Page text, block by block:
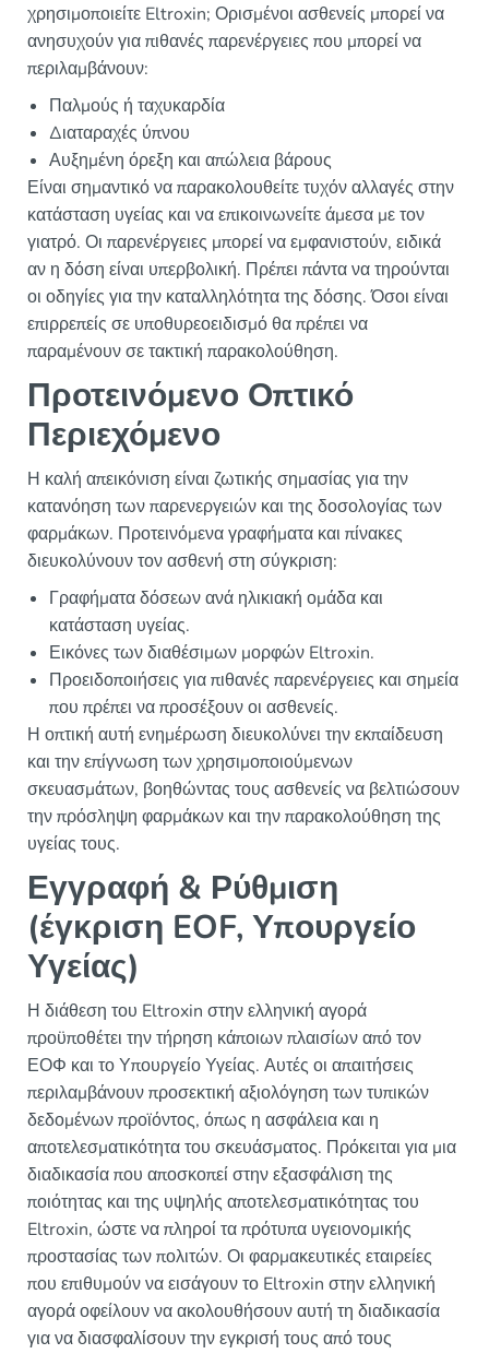
χρησιμοποιείτε Eltroxin; Ορισμένοι ασθενείς μπορεί να
ανησυχούν για πιθανές παρενέργειες που μπορεί να
περιλαμβάνουν:
Παλμούς ή ταχυκαρδία
Διαταραχές ύπνου
Αυξημένη όρεξη και απώλεια βάρους
Είναι σημαντικό να παρακολουθείτε τυχόν αλλαγές στην
κατάσταση υγείας και να επικοινωνείτε άμεσα με τον
γιατρό. Οι παρενέργειες μπορεί να εμφανιστούν, ειδικά
αν η δόση είναι υπερβολική. Πρέπει πάντα να τηρούνται
οι οδηγίες για την καταλληλότητα της δόσης. Όσοι είναι
επιρρεπείς σε υποθυρεοειδισμό θα πρέπει να
παραμένουν σε τακτική παρακολούθηση.
Προτεινόμενο Οπτικό
Περιεχόμενο
Η καλή απεικόνιση είναι ζωτικής σημασίας για την
κατανόηση των παρενεργειών και της δοσολογίας των
φαρμάκων. Προτεινόμενα γραφήματα και πίνακες
διευκολύνουν τον ασθενή στη σύγκριση:
Γραφήματα δόσεων ανά ηλικιακή ομάδα και
κατάσταση υγείας.
Εικόνες των διαθέσιμων μορφών Eltroxin.
Προειδοποιήσεις για πιθανές παρενέργειες και σημεία
που πρέπει να προσέξουν οι ασθενείς.
Η οπτική αυτή ενημέρωση διευκολύνει την εκπαίδευση
και την επίγνωση των χρησιμοποιούμενων
σκευασμάτων, βοηθώντας τους ασθενείς να βελτιώσουν
την πρόσληψη φαρμάκων και την παρακολούθηση της
υγείας τους.
Εγγραφή & Ρύθμιση
(έγκριση EOF, Υπουργείο
Υγείας)
Η διάθεση του Eltroxin στην ελληνική αγορά
προϋποθέτει την τήρηση κάποιων πλαισίων από τον
ΕΟΦ και το Υπουργείο Υγείας. Αυτές οι απαιτήσεις
περιλαμβάνουν προσεκτική αξιολόγηση των τυπικών
δεδομένων προϊόντος, όπως η ασφάλεια και η
αποτελεσματικότητα του σκευάσματος. Πρόκειται για μια
διαδικασία που αποσκοπεί στην εξασφάλιση της
ποιότητας και της υψηλής αποτελεσματικότητας του
Eltroxin, ώστε να πληροί τα πρότυπα υγειονομικής
προστασίας των πολιτών. Οι φαρμακευτικές εταιρείες
που επιθυμούν να εισάγουν το Eltroxin στην ελληνική
αγορά οφείλουν να ακολουθήσουν αυτή τη διαδικασία
για να διασφαλίσουν την εγκρισή τους από τους